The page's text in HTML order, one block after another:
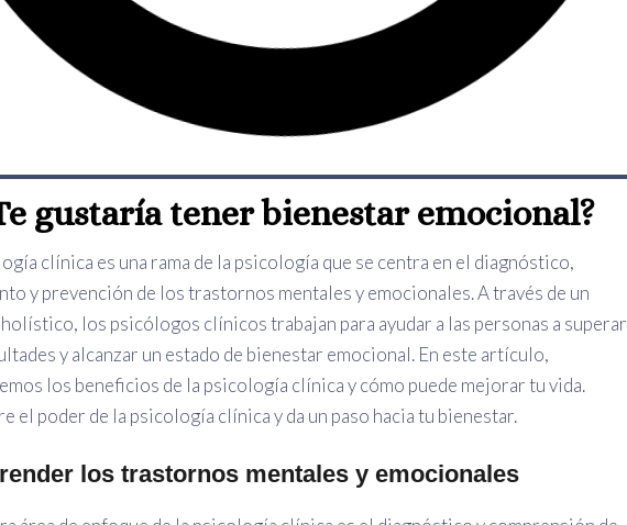
gustaría tener bienestar emocional?
clínica es una rama de la psicología que se centra en el diagnóstico,
y prevención de los trastornos mentales y emocionales. A través de un
los psicólogos clínicos trabajan para ayudar a las personas a superar
y alcanzar un estado de bienestar emocional. En este artículo,
los beneficios de la psicología clínica y cómo puede mejorar tu vida.
el poder de la psicología clínica y da un paso hacia tu bienestar.
los trastornos mentales y emocionales